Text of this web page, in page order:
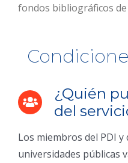
fondos bibliográficos
¿Quién
del
Los miembros del PDI y
universidades públicas